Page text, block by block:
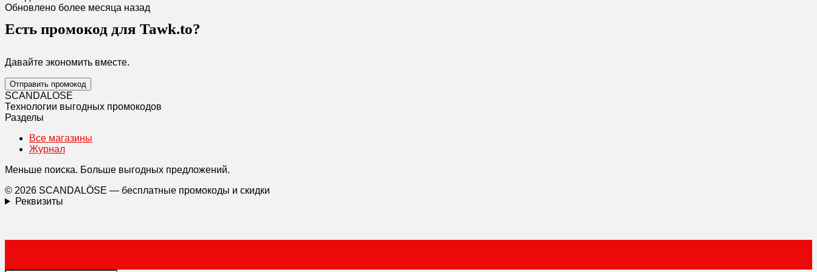
Обновлено более месяца назад
Есть промокод для Tawk.to?
Давайте экономить вместе.
Отправить промокод
SCANDALOSE
Технологии выгодных промокодов
Разделы
Все магазины
Журнал
Меньше поиска. Больше выгодных предложений.
© 2026 SCANDALÖSE — бесплатные промокоды и скидки
Реквизиты